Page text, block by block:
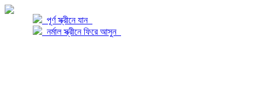
পূর্ণ স্ক্রীনে যান
নর্মাল স্ক্রীনে ফিরে আসুন